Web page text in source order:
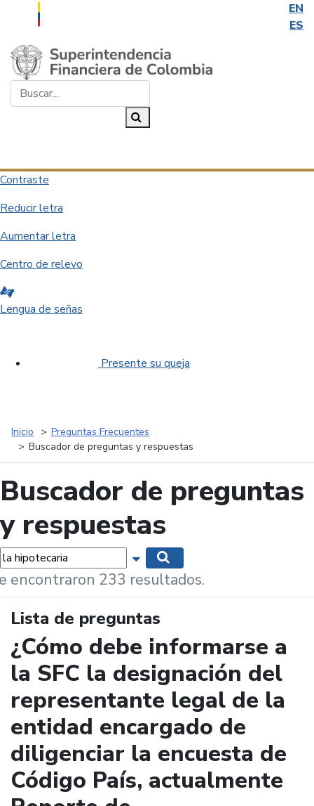
EN
ES
Saltar al contenido principal
Contraste
Reducir letra
Aumentar letra
Centro de relevo
Lengua de señas
Presente su queja
Inicio
Preguntas Frecuentes
Buscador de preguntas y respuestas
Buscador de preguntas
y respuestas
Mostrar opciones de búsqueda
encontraron 233 resultados.
Lista de preguntas
¿Cómo debe informarse a
la SFC la designación del
representante legal de la
entidad encargado de
diligenciar la encuesta de
Código País, actualmente